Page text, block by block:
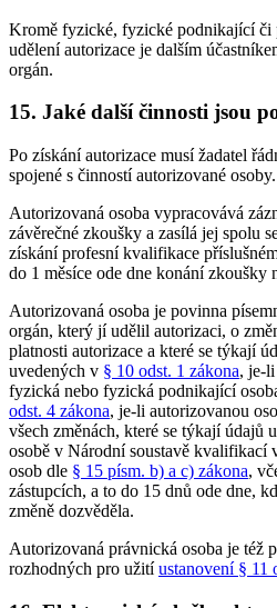
Kromě fyzické, fyzické podnikající či
udělení autorizace je dalším
orgán.
15. Jaké další činnosti jsou
Po získání autorizace musí žadatel
spojené s činností autorizované osoby.
Autorizovaná osoba vypracovává
závěrečné zkoušky a zasílá jej spolu
získání profesní kvalifikace
do 1 měsíce ode dne konání zkoušky
Autorizovaná osoba je povinna
orgán, který jí udělil autorizaci, o
platnosti autorizace a které se týkají
uvedených v § 10 odst. 1 zákona, je-
fyzická nebo fyzická podnikající
odst. 4 zákona, je-li autorizovanou
všech změnách, které se týkají údajů
osobě v Národní soustavě kvalifikací
osob dle § 15 písm. b) a c) zákona,
zástupcích, a to do 15 dnů ode dne,
změně dozvěděla.
Autorizovaná právnická osoba je též
rozhodných pro užitíustanovení § 11